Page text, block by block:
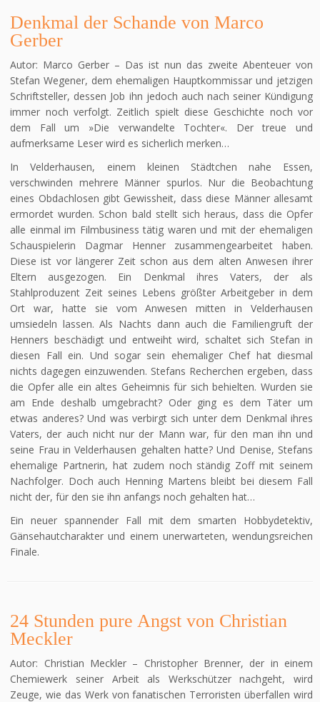
Denkmal der Schande von Marco
Gerber
Autor: Marco Gerber – Das ist nun das zweite Abenteuer von
Stefan Wegener, dem ehemaligen Hauptkommissar und jetzigen
Schriftsteller, dessen Job ihn jedoch auch nach seiner Kündigung
immer noch verfolgt. Zeitlich spielt diese Geschichte noch vor
dem Fall um »Die verwandelte Tochter«. Der treue und
aufmerksame Leser wird es sicherlich merken…
In Velderhausen, einem kleinen Städtchen nahe Essen,
verschwinden mehrere Männer spurlos. Nur die Beobachtung
eines Obdachlosen gibt Gewissheit, dass diese Männer allesamt
ermordet wurden. Schon bald stellt sich heraus, dass die Opfer
alle einmal im Filmbusiness tätig waren und mit der ehemaligen
Schauspielerin Dagmar Henner zusammengearbeitet haben.
Diese ist vor längerer Zeit schon aus dem alten Anwesen ihrer
Eltern ausgezogen. Ein Denkmal ihres Vaters, der als
Stahlproduzent Zeit seines Lebens größter Arbeitgeber in dem
Ort war, hatte sie vom Anwesen mitten in Velderhausen
umsiedeln lassen. Als Nachts dann auch die Familiengruft der
Henners beschädigt und entweiht wird, schaltet sich Stefan in
diesen Fall ein. Und sogar sein ehemaliger Chef hat diesmal
nichts dagegen einzuwenden. Stefans Recherchen ergeben, dass
die Opfer alle ein altes Geheimnis für sich behielten. Wurden sie
am Ende deshalb umgebracht? Oder ging es dem Täter um
etwas anderes? Und was verbirgt sich unter dem Denkmal ihres
Vaters, der auch nicht nur der Mann war, für den man ihn und
seine Frau in Velderhausen gehalten hatte? Und Denise, Stefans
ehemalige Partnerin, hat zudem noch ständig Zoff mit seinem
Nachfolger. Doch auch Henning Martens bleibt bei diesem Fall
nicht der, für den sie ihn anfangs noch gehalten hat…
Ein neuer spannender Fall mit dem smarten Hobbydetektiv,
Gänsehautcharakter und einem unerwarteten, wendungsreichen
Finale.
24 Stunden pure Angst von Christian
Meckler
Autor: Christian Meckler – Christopher Brenner, der in einem
Chemiewerk seiner Arbeit als Werkschützer nachgeht, wird
Zeuge, wie das Werk von fanatischen Terroristen überfallen wird